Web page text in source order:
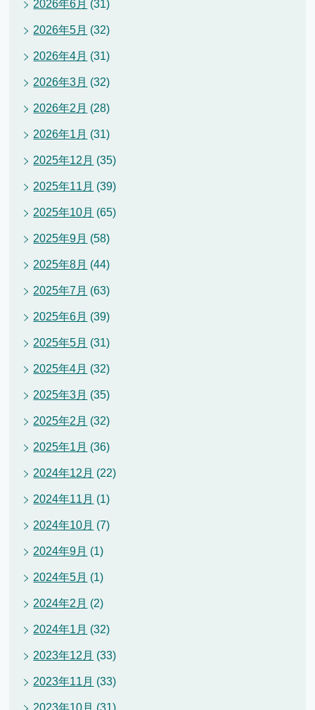
2026年6月 (31)
2026年5月 (32)
2026年4月 (31)
2026年3月 (32)
2026年2月 (28)
2026年1月 (31)
2025年12月 (35)
2025年11月 (39)
2025年10月 (65)
2025年9月 (58)
2025年8月 (44)
2025年7月 (63)
2025年6月 (39)
2025年5月 (31)
2025年4月 (32)
2025年3月 (35)
2025年2月 (32)
2025年1月 (36)
2024年12月 (22)
2024年11月 (1)
2024年10月 (7)
2024年9月 (1)
2024年5月 (1)
2024年2月 (2)
2024年1月 (32)
2023年12月 (33)
2023年11月 (33)
2023年10月 (31)